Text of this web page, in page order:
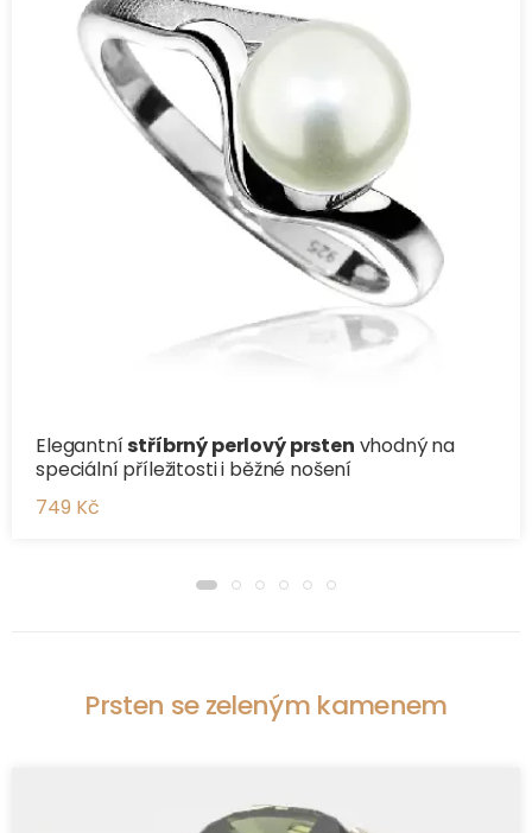
Elegantnístříbrný perlový prsten vhodný na
speciální příležitosti i běžné nošení
749 Kč
Prsten se zeleným kamenem